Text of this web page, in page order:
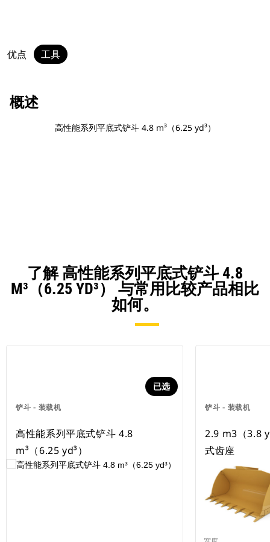
优点 工具
概述
高性能系列平底式铲斗 4.8 m³（6.25 yd³）
了解 高性能系列平底式铲斗 4.8
M³（6.25 YD³） 与常用比较产品相比
如何。
铲斗 - 装载机
已选
高性能系列平底式铲斗 4.8
m³（6.25 yd³）
铲斗 - 装载机
2.9 m3（3.8
式齿座